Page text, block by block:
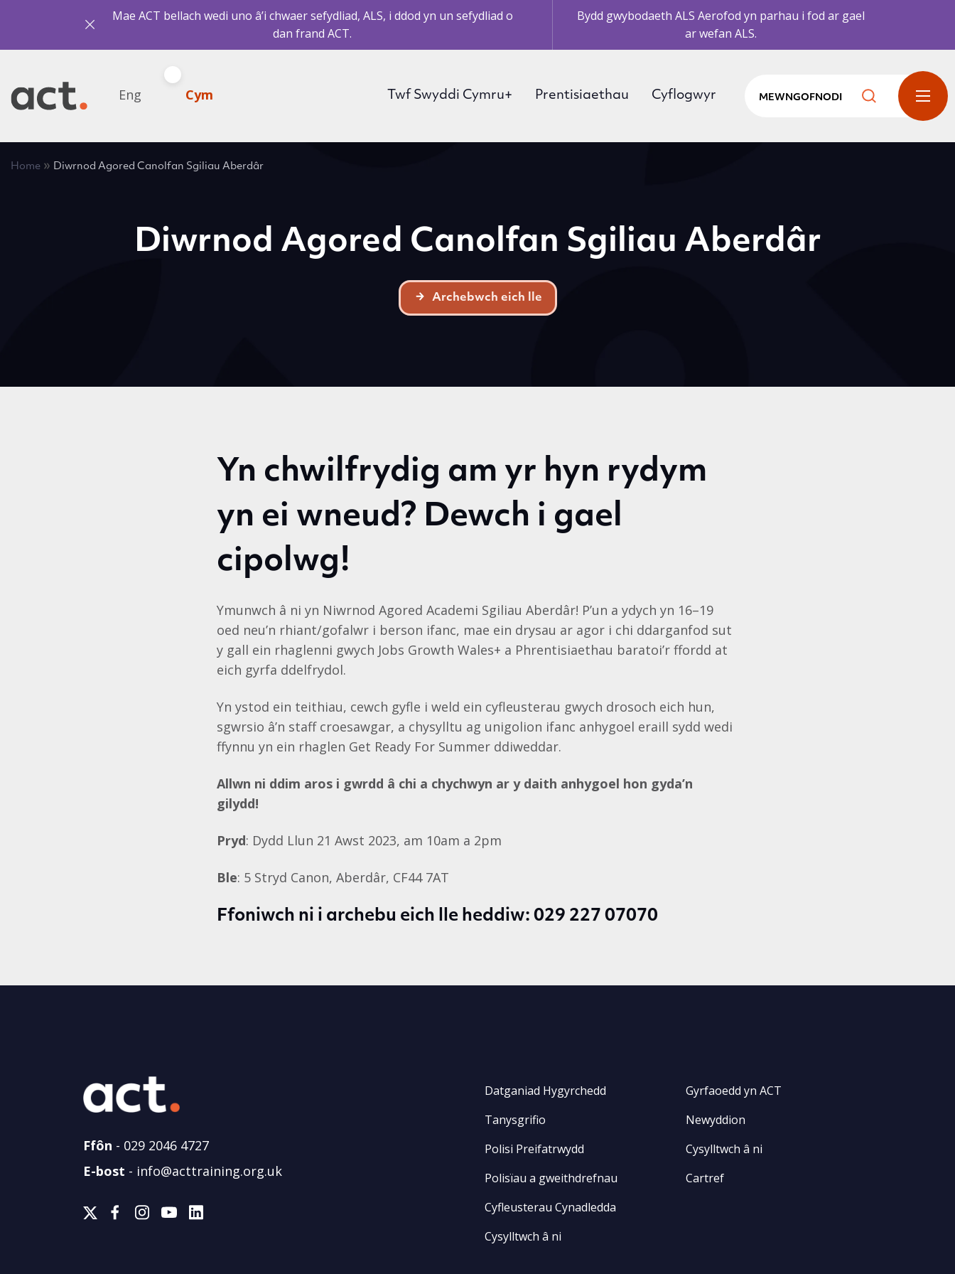
Mae ACT bellach wedi uno â’i chwaer sefydliad, ALS, i ddod yn un sefydliad o
dan frand ACT.
Bydd gwybodaeth ALS Aerofod yn parhau i fod ar gael
ar wefan ALS.
Eng Cym Twf Swyddi Cymru+ Prentisiaethau Cyflogwyr MEWNGOFNODI
Home » Diwrnod Agored Canolfan Sgiliau Aberdâr
Diwrnod Agored Canolfan Sgiliau Aberdâr
Archebwch eich lle
Yn chwilfrydig am yr hyn rydym
yn ei wneud? Dewch i gael
cipolwg!
Ymunwch â ni yn Niwrnod Agored Academi Sgiliau Aberdâr! P’un a ydych yn 16–19
oed neu’n rhiant/gofalwr i berson ifanc, mae ein drysau ar agor i chi ddarganfod sut
y gall ein rhaglenni gwych Jobs Growth Wales+ a Phrentisiaethau baratoi’r ffordd at
eich gyrfa ddelfrydol.
Yn ystod ein teithiau, cewch gyfle i weld ein cyfleusterau gwych drosoch eich hun,
sgwrsio â’n staff croesawgar, a chysylltu ag unigolion ifanc anhygoel eraill sydd wedi
ffynnu yn ein rhaglen Get Ready For Summer ddiweddar.
Allwn ni ddim aros i gwrdd â chi a chychwyn ar y daith anhygoel hon gyda’n
gilydd!
Pryd: Dydd Llun 21 Awst 2023, am 10am a 2pm
Ble: 5 Stryd Canon, Aberdâr, CF44 7AT
Ffoniwch ni i archebu eich lle heddiw: 029 227 07070
Ffôn - 029 2046 4727
E-bost - info@acttraining.org.uk
Datganiad Hygyrchedd
Tanysgrifio
Polisi Preifatrwydd
Polisïau a gweithdrefnau
Cyfleusterau Cynadledda
Cysylltwch â ni
Gyrfaoedd yn ACT
Newyddion
Cysylltwch â ni
Cartref